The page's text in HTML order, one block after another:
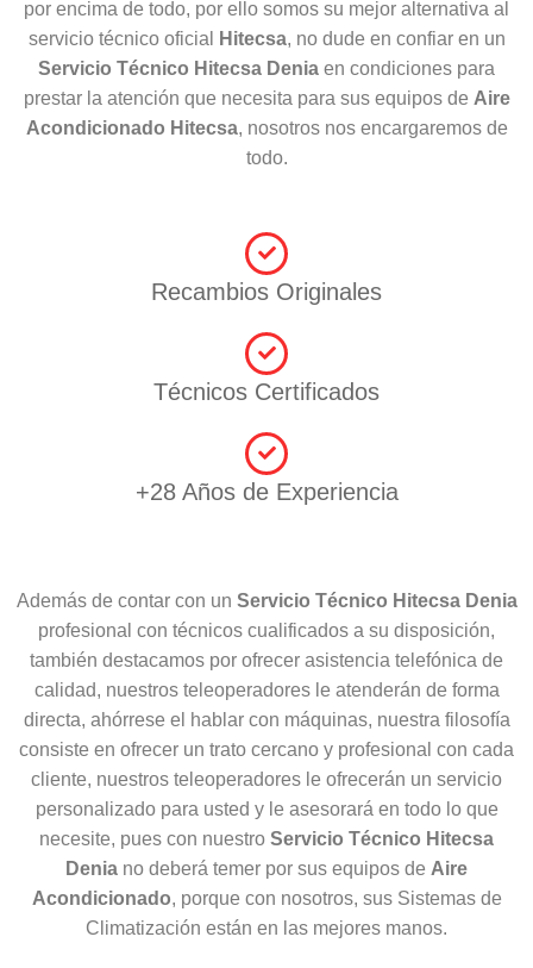
por encima de todo, por ello somos su mejor alternativa al
servicio técnico oficial
Hitecsa, no dude en confiar en un
Servicio Técnico Hitecsa Denia en condiciones para
prestar la atención que necesita para sus equipos de Aire
Acondicionado Hitecsa, nosotros nos encargaremos de
todo.
Recambios Originales
Técnicos Certificados
+28 Años de Experiencia
Además de contar con un Servicio Técnico Hitecsa Denia
profesional con técnicos cualificados a su disposición,
también destacamos por ofrecer asistencia telefónica de
calidad, nuestros teleoperadores le atenderán de forma
directa, ahórrese el hablar con máquinas, nuestra filosofía
consiste en ofrecer un trato cercano y profesional con cada
cliente, nuestros teleoperadores le ofrecerán un servicio
personalizado para usted y le asesorará en todo lo que
necesite, pues con nuestro Servicio Técnico Hitecsa
Denia no deberá temer por sus equipos de Aire
Acondicionado, porque con nosotros, sus Sistemas de
Climatización están en las mejores manos.